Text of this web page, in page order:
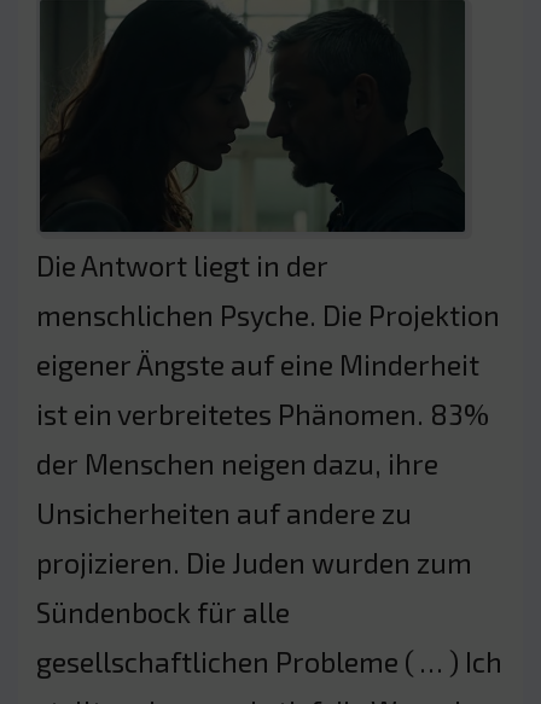
Die Antwort liegt in der
menschlichen Psyche. Die Projektion
eigener Ängste auf eine Minderheit
ist ein verbreitetes Phänomen. 83%
der Menschen neigen dazu, ihre
Unsicherheiten auf andere zu
projizieren. Die Juden wurden zum
Sündenbock für alle
gesellschaftlichen Probleme ( … ) Ich